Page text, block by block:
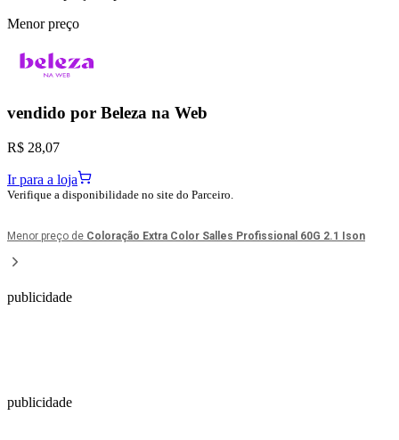
Menor preço
vendido por Beleza na Web
R$ 28,07
Ir para a loja
Verifique a disponibilidade no site do Parceiro.
Menor preço de Coloração Extra Color Salles Profissional 60G 2.1 Ison
publicidade
publicidade